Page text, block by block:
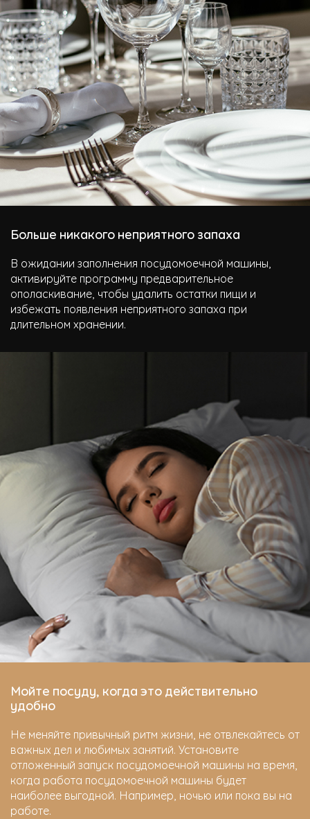
Больше никакого неприятного запаха
В ожидании заполнения посудомоечной машины,
активируйте программу предварительное
ополаскивание, чтобы удалить остатки пищи и
избежать появления неприятного запаха при
длительном хранении.
Мойте посуду, когда это действительно
удобно
Не меняйте привычный ритм жизни, не отвлекайтесь от
важных дел и любимых занятий. Установите
отложенный запуск посудомоечной машины на время,
когда работа посудомоечной машины будет
наиболее выгодной. Например, ночью или пока вы на
работе.